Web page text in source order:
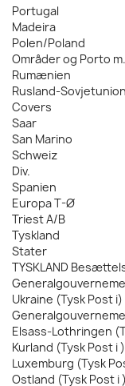
Portugal
Madeira
Polen/Poland
Områder og Porto
Rumænien
Rusland-
Covers
Saar
San Marino
Schweiz
Div.
Spanien
Europa T-Ø
Triest A/B
Tyskland
Stater
TYSKLAND
Ukraine (Tysk Post i)
Elsass-Lothringen
Kurland (Tysk Post i )
Luxemburg (Tysk
Ostland (Tysk Post i )